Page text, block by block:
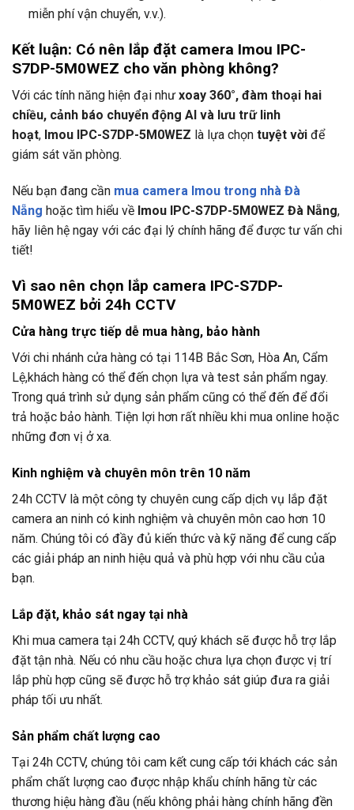
miễn phí vận chuyển, v.v.).
Kết luận: Có nên lắp đặt camera Imou IPC-
S7DP-5M0WEZ cho văn phòng không?
Với các tính năng hiện đại như xoay 360°, đàm thoại hai
chiều, cảnh báo chuyển động AI và lưu trữ linh
hoạt, Imou IPC-S7DP-5M0WEZ là lựa chọn tuyệt vời để
giám sát văn phòng.
Nếu bạn đang cần mua camera Imou trong nhà Đà
Nẵng hoặc tìm hiểu về Imou IPC-S7DP-5M0WEZ Đà Nẵng,
hãy liên hệ ngay với các đại lý chính hãng để được tư vấn chi
tiết!
Vì sao nên chọn lắp camera IPC-S7DP-
5M0WEZ bởi 24h CCTV
Cửa hàng trực tiếp dễ mua hàng, bảo hành
Với chi nhánh cửa hàng có tại 114B Bắc Sơn, Hòa An, Cẩm
Lệ,khách hàng có thể đến chọn lựa và test sản phẩm ngay.
Trong quá trình sử dụng sản phẩm cũng có thể đến để đổi
trả hoặc bảo hành. Tiện lợi hơn rất nhiều khi mua online hoặc
những đơn vị ở xa.
Kinh nghiệm và chuyên môn trên 10 năm
24h CCTV là một công ty chuyên cung cấp dịch vụ lắp đặt
camera an ninh có kinh nghiệm và chuyên môn cao hơn 10
năm. Chúng tôi có đầy đủ kiến thức và kỹ năng để cung cấp
các giải pháp an ninh hiệu quả và phù hợp với nhu cầu của
bạn.
Lắp đặt, khảo sát ngay tại nhà
Khi mua camera tại 24h CCTV, quý khách sẽ được hỗ trợ lắp
đặt tận nhà. Nếu có nhu cầu hoặc chưa lựa chọn được vị trí
lắp phù hợp cũng sẽ được hỗ trợ khảo sát giúp đưa ra giải
pháp tối ưu nhất.
Sản phẩm chất lượng cao
Tại 24h CCTV, chúng tôi cam kết cung cấp tới khách các sản
phẩm chất lượng cao được nhập khẩu chính hãng từ các
thương hiệu hàng đầu (nếu không phải hàng chính hãng đền